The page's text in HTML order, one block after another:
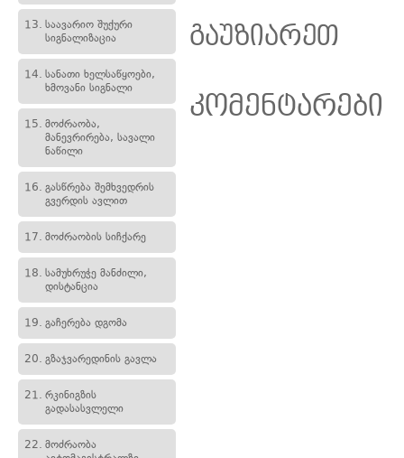
13. საავარიო შუქური
სიგნალიზაცია
14. სანათი ხელსაწყოები,
ხმოვანი სიგნალი
15. მოძრაობა,
მანევრირება, სავალი
ნაწილი
16. გასწრება შემხვედრის
გვერდის ავლით
17. მოძრაობის სიჩქარე
18. სამუხრუჭე მანძილი,
დისტანცია
19. გაჩერება დგომა
20. გზაჯვარედინის გავლა
21. რკინიგზის
გადასასვლელი
22. მოძრაობა
გაუზიარეთ
კომენტარები